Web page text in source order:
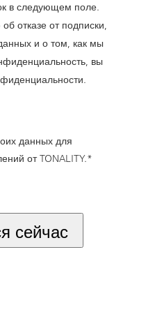
в следующем поле.
отказе от подписки,
и о том, как мы
вы
.
данных для
от TONALITY.*
сейчас